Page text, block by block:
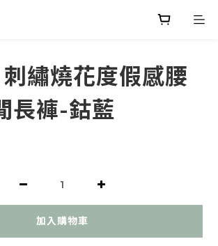
繡燒花度假感腰
長褲-鈷藍
加入購物車